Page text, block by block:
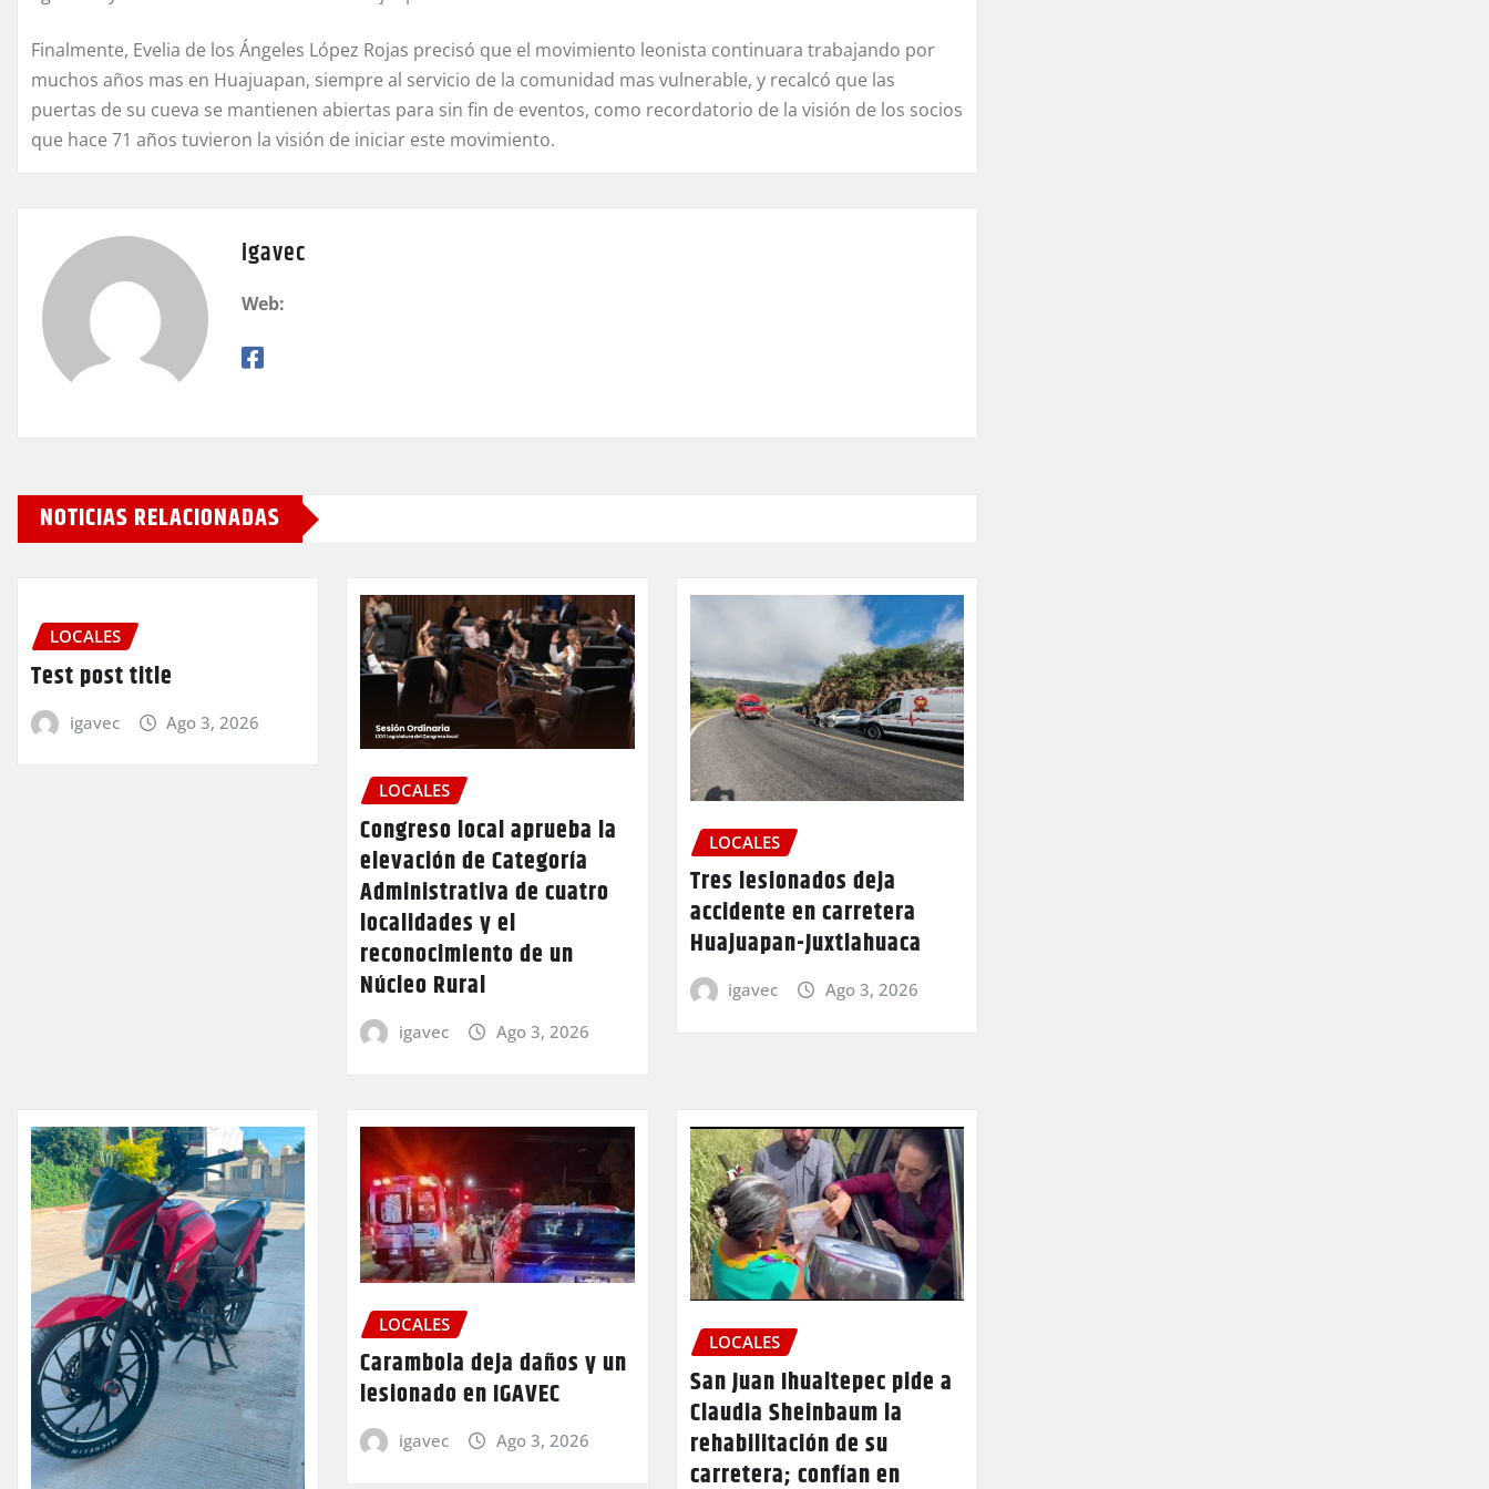
Finalmente, Evelia de los Ángeles López Rojas precisó que el movimiento leonista continuara trabajando por
muchos años mas en Huajuapan, siempre al servicio de la comunidad mas vulnerable, y recalcó que las
puertas de su cueva se mantienen abiertas para sin fin de eventos, como recordatorio de la visión de los socios
que hace 71 años tuvieron la visión de iniciar este movimiento.
igavec
Web:
NOTICIAS RELACIONADAS
LOCALES
Test post title
igavec Ago 3, 2026
LOCALES
Congreso local aprueba la
elevación de Categoría
Administrativa de cuatro
localidades y el
reconocimiento de un
Núcleo Rural
igavec Ago 3, 2026
LOCALES
Tres lesionados deja
accidente en carretera
Huajuapan-Juxtlahuaca
igavec Ago 3, 2026
LOCALES
Carambola deja daños y un
lesionado en IGAVEC
igavec Ago 3, 2026
LOCALES
San Juan Ihualtepec pide a
Claudia Sheinbaum la
rehabilitación de su
carretera; confían en